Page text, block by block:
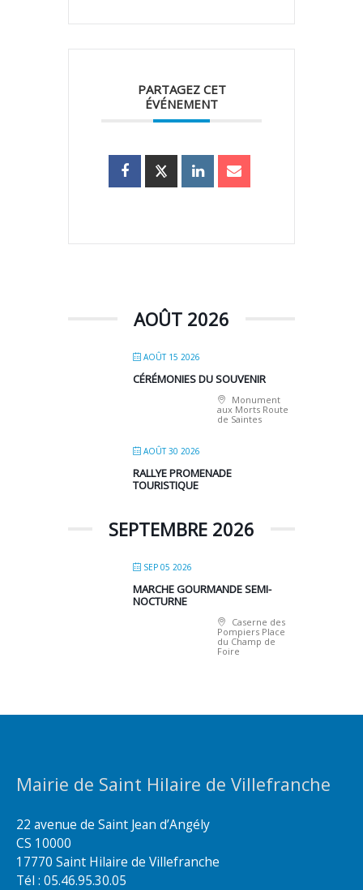
PARTAGEZ CET
ÉVÉNEMENT
AOÛT 2026
AOÛT 15 2026
CÉRÉMONIES DU SOUVENIR
Monument
aux Morts Route
de Saintes
AOÛT 30 2026
RALLYE PROMENADE
TOURISTIQUE
SEPTEMBRE 2026
SEP 05 2026
MARCHE GOURMANDE SEMI-
NOCTURNE
Caserne des
Pompiers Place
du Champ de
Foire
Mairie de Saint Hilaire de Villefranche
22 avenue de Saint Jean d’Angély
CS 10000
17770 Saint Hilaire de Villefranche
Tél : 05.46.95.30.05